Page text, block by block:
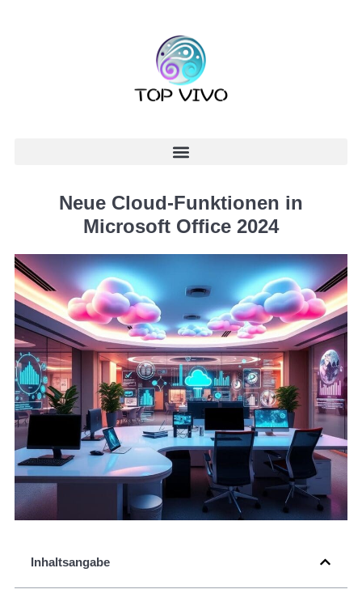
Neue Cloud-Funktionen in
Microsoft Office 2024
Inhaltsangabe